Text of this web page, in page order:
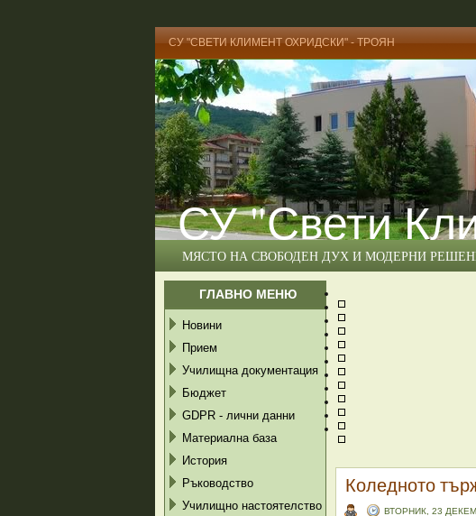
СУ "СВЕТИ КЛИМЕНТ ОХРИДСКИ" - ТРОЯН
СУ "Свети
МЯСТО НА СВОБОДЕН ДУХ И МОДЕРНИ
ГЛАВНО МЕНЮ
Новини
Прием
Училищна документация
Бюджет
GDPR - лични данни
Материална база
История
Ръководство
Училищно настоятелство
Коледното
ВТОРНИК, 23